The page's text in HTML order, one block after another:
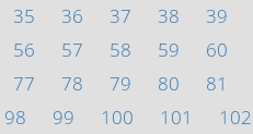
35 36 37 38 39
56 57 58 59 60
77 78 79 80 81
98 99 100 101 102